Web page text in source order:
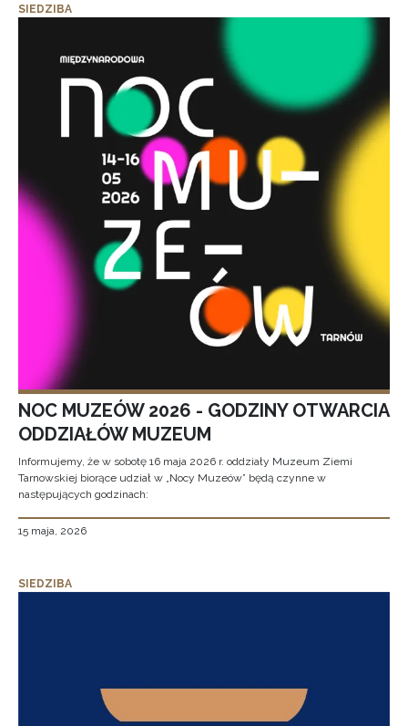
SIEDZIBA
NOC MUZEÓW 2026 - GODZINY OTWARCIA
ODDZIAŁÓW MUZEUM
Informujemy, że w sobotę 16 maja 2026 r. oddziały Muzeum Ziemi
Tarnowskiej biorące udział w „Nocy Muzeów” będą czynne w
następujących godzinach:
15 maja, 2026
SIEDZIBA